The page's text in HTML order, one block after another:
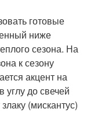
готовые
ниже
сезона. На
к сезону
акцент на
углу до свечей
(мискантус)